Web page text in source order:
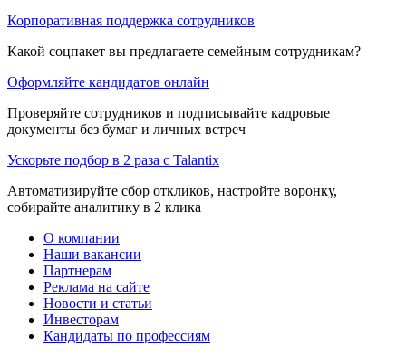
Корпоративная поддержка сотрудников
Какой соцпакет вы предлагаете семейным сотрудникам?
Оформляйте кандидатов онлайн
Проверяйте сотрудников и подписывайте кадровые
документы без бумаг и личных встреч
Ускорьте подбор в 2 раза с Talantix
Автоматизируйте сбор откликов, настройте воронку,
собирайте аналитику в 2 клика
О компании
Наши вакансии
Партнерам
Реклама на сайте
Новости и статьи
Инвесторам
Кандидаты по профессиям